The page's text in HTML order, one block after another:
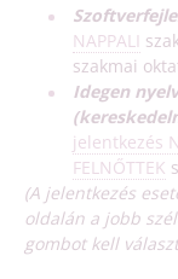
NAPPALI
szakmai
Idegen
jelentkezés
FELNŐTTEK
(A jelentkezés
oldalán a jobb
gombot kell